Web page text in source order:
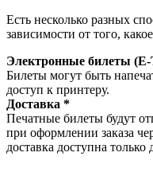
Есть несколько разных
зависимости от того,
Электронные билеты
Билеты могут быть
доступ к принтеру.
Доставка *
Печатные билеты будут
при оформлении заказа
доставка доступна